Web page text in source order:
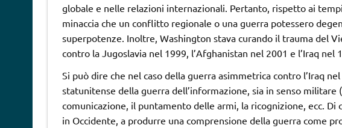
globale e nelle relazioni internazionali. Pertanto, rispetto ai
minaccia che un conflitto regionale o una guerra potessero
superpotenze. Inoltre, Washington stava curando il trauma del
contro la Jugoslavia nel 1999, l’Afghanistan nel 2001 e l’Iraq nel
Si può dire che nel caso della guerra asimmetrica contro l’Iraq
statunitense della guerra dell’informazione, sia in senso
comunicazione, il puntamento delle armi, la ricognizione, ecc. Di
in Occidente, a produrre una comprensione della guerra come